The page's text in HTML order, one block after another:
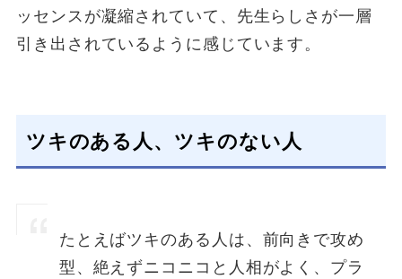
ッセンスが凝縮されていて、先生らしさが一層
引き出されているように感じています。
ツキのある人、ツキのない人
たとえばツキのある人は、前向きで攻め
型、絶えずニコニコと人相がよく、プラ